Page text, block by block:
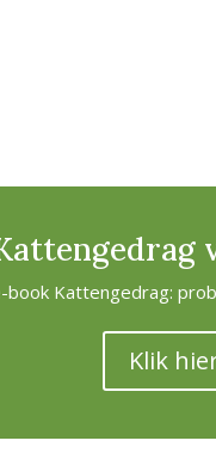
book Kattengedrag:
Klik